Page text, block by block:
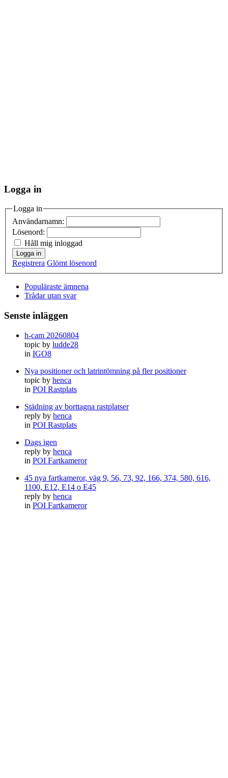
Logga in
Logga in
Användarnamn:
Lösenord:
Håll mig inloggad
Logga in
Registrera Glömt lösenord
Populäraste ämnena
Trådar utan svar
Senste inläggen
h-cam 20260804
topic by ludde28
in IGO8
Nya positioner och latrintömning på fler positioner
topic by henca
in POI Rastplats
Städning av borttagna rastplatser
reply by henca
in POI Rastplats
Dags igen
reply by henca
in POI Fartkameror
45 nya fartkameror, väg 9, 56, 73, 92, 166, 374, 580, 616,
1100, E12, E14 o E45
reply by henca
in POI Fartkameror